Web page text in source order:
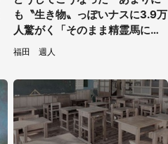
も〝生き物〟っぽいナスに3.9万
人驚がく「そのまま精霊馬に使
えそう」
福田 週人